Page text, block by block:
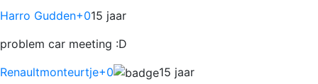
Harro Gudden+015 jaar
problem car meeting :D
Renaultmonteurtje+0 15 jaar